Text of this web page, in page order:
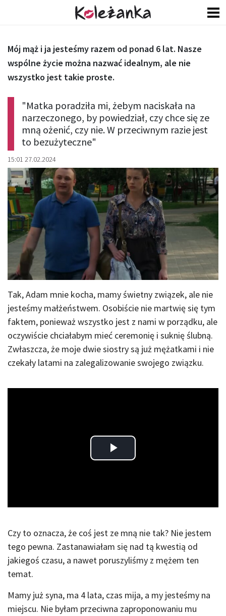
"Matka poradziła mi, żebym naciskała na
narzeczonego, by powiedział, czy chce się ze
mną ożenić, czy nie. W przeciwnym razie jest
to bezużyteczne"
15:01 27.02.2024
Mój mąż i ja jesteśmy razem od ponad 6 lat. Nasze
wspólne życie można nazwać idealnym, ale nie
wszystko jest takie proste.
Tak, Adam mnie kocha, mamy świetny związek, ale nie
jesteśmy małżeństwem. Osobiście nie martwię się tym
faktem, ponieważ wszystko jest z nami w porządku, ale
oczywiście chciałabym mieć ceremonię i suknię ślubną.
Zwłaszcza, że moje dwie siostry są już mężatkami i nie
czekały latami na zalegalizowanie swojego związku.
Play
Czy to oznacza, że coś jest ze mną nie tak? Nie jestem
tego pewna. Zastanawiałam się nad tą kwestią od
jakiegoś czasu, a nawet poruszyliśmy z mężem ten
temat.
Mamy już syna, ma 4 lata, czas mija, a my jesteśmy na
miejscu. Nie byłam przeciwna zaproponowaniu mu